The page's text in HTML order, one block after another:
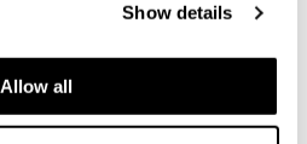
Show details
Allow all